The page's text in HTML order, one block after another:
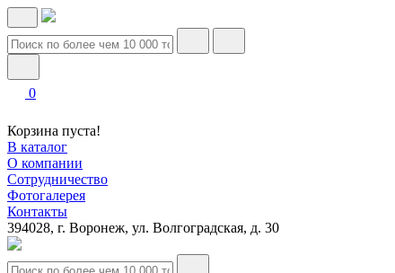
0
Корзина пуста!
В каталог
О компании
Сотрудничество
Фотогалерея
Контакты
394028, г. Воронеж, ул. Волгоградская, д. 30